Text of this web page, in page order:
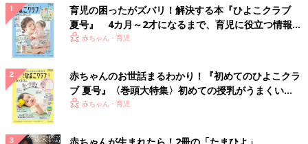
こちらは、てぃーさんが購入した総柄セットアップ。ビビッドな
カラーとキャラクターのイラストが子どもらしいデザインです♪
サラッとした生地感ということなので、夏でも快適に過ごせそ
う！セットアップでの着用はもちろん、上下別でも着まわしでき
るため、1着持っておくと便利です◎
デイリー使いにぴったり！ミニーマウスのTシャ
ツ・デニムパンツ
育児の困ったがズバリ！解決する本『ひよこクラブ
夏号』 4カ月～2才になるまで、育児に役立つ情報が
いっぱい！
赤ちゃん・育児
赤ちゃんのお世話まるわかり！『初めてのひよこクラ
ブ 夏号』〈巻頭大特集〉初めての授乳がうまくい
く！ おっぱい・ミルクの基本と夏のトラブル 解決テ
赤ちゃん・育児
赤ちゃんが生まれたら！2冊の「たまひよ」